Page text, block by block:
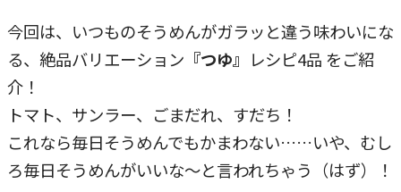
今回は、いつものそうめんがガラッと違う味わいにな
る、絶品バリエーション 『つゆ』 レシピ4品 をご紹
介！
トマト、サンラー、ごまだれ、すだち！
これなら毎日そうめんでもかまわない……いや、むし
ろ毎日そうめんがいいな～と言われちゃう（はず）！